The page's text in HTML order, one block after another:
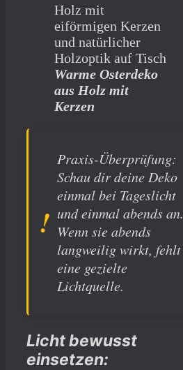
Warme Osterdeko
aus Holz mit
Kerzen
Praxis-Überprüfung:
Schau dir deine Deko
einmal bei Tageslicht
und einmal abends an.
Wenn sie abends
langweilig wirkt, fehlt
eine gezielte
Lichtquelle.
Licht bewusst
einsetzen: